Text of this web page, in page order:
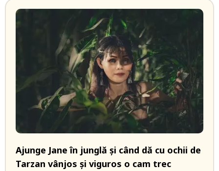
Ajunge Jane în junglă şi când dă cu ochii de
Tarzan vânjos şi viguros o cam trec